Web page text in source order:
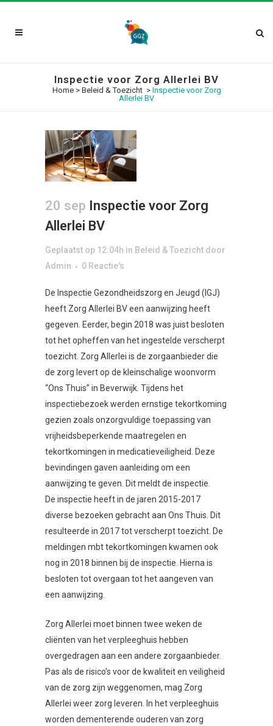
Inspectie voor Zorg Allerlei BV
Home> Beleid & Toezicht > Inspectie voor Zorg
Allerlei BV
20 sep Inspectie voor Zorg
Allerlei BV
Geplaatst op 12:04h in Beleid & Toezicht door
Admin
0 Reactie's
De Inspectie Gezondheidszorg en Jeugd (IGJ)
heeft Zorg Allerlei BV een aanwijzing heeft
gegeven. Eerder, begin 2018 was juist besloten
tot het opheffen van het ingestelde verscherpt
toezicht. Zorg Allerlei is de zorgaanbieder die
de zorg levert op de kleinschalige woonvorm
“Ons Thuis” in Beverwijk. Tijdens het
inspectiebezoek werden ernstige tekortkoming
gezien zoals onzorgvuldige toepassing van
vrijheidsbeperkende maatregelen en
tekortkomingen in medicatieveiligheid. Deze
bevindingen gaven aanleiding om een
aanwijzing te geven. Dit meldt de inspectie.
De inspectie heeft in de jaren 2015-2017
diverse bezoeken gebracht aan Ons Thuis. Dit
resulteerde in 2017 tot verscherpt toezicht. De
meldingen mbt tekortkomingen kwamen ook
nog in 2018 binnen bij de inspectie. Hierna is
besloten tot overgaan tot het aangeven van
een aanwijzing.
Zorg Allerlei moet binnen twee weken de
cliënten van het verpleeghuis hebben
overgedragen aan een andere zorgaanbieder.
Pas als de risico’s voor de kwaliteit en veiligheid
van de zorg zijn weggenomen, mag Zorg
Allerlei weer zorg leveren. In het verpleeghuis
worden dementerende ouderen van zorg